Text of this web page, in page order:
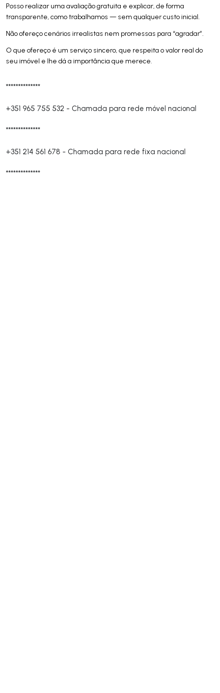
Posso realizar uma avaliação gratuita e explicar, de forma
transparente, como trabalhamos — sem qualquer custo inicial.
Não ofereço cenários irrealistas nem promessas para “agradar”.
O que ofereço é um serviço sincero, que respeita o valor real do
seu imóvel e lhe dá a importância que merece.
**************
+351 965 755 532 - Chamada para rede móvel nacional
**************
+351 214 561 678 - Chamada para rede fixa nacional
**************